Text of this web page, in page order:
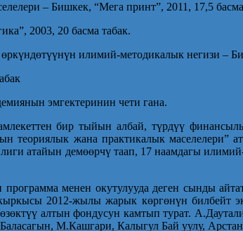
– Бишкек, “Мега принт”, 2011, 17,5
2003, 20 басма табак.
илимий-методикалык негизи –
эмгектеринин чети гана.
бир тыйын албай, түрдүү
теориялык жана практикалык маселелери”
атайын демөөрчү таап, 17 наамдагы
менен окутулууда деген сынды
2012-жылы жарык көргөнүн билбейт
алтын фондусун камтып турат.
М.Кашгари, Калыгул Бай уулу,